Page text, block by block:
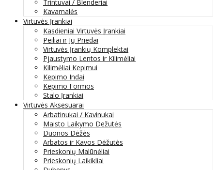
Trintuvai / Blenderiai
Kavamalės
Virtuvės Įrankiai
Kasdieniai Virtuvės Įrankiai
Peiliai ir Jų Priedai
Virtuvės Įrankių Komplektai
Pjaustymo Lentos ir Kilimėliai
Kilimėliai Kepimui
Kepimo Indai
Kepimo Formos
Stalo Įrankiai
Virtuvės Aksesuarai
Arbatinukai / Kavinukai
Maisto Laikymo Dežutės
Duonos Dėžės
Arbatos ir Kavos Dėžutės
Prieskonių Malūnėliai
Prieskonių Laikikliai